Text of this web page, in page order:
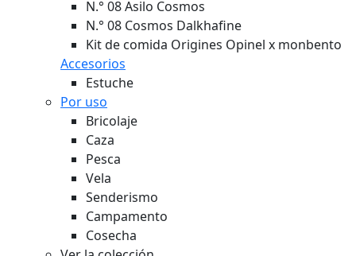
N.° 08 Asilo Cosmos
N.° 08 Cosmos Dalkhafine
Kit de comida Origines Opinel x monbento
Accesorios
Estuche
Por uso
Bricolaje
Caza
Pesca
Vela
Senderismo
Campamento
Cosecha